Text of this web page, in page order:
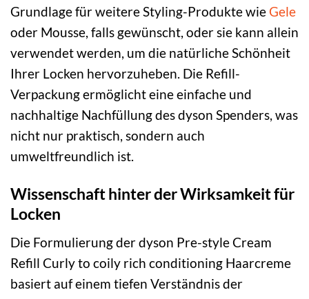
Grundlage für weitere Styling-Produkte wieGele
oder Mousse, falls gewünscht, oder sie kann allein
verwendet werden, um die natürliche Schönheit
Ihrer Locken hervorzuheben. Die Refill-
Verpackung ermöglicht eine einfache und
nachhaltige Nachfüllung des dyson Spenders, was
nicht nur praktisch, sondern auch
umweltfreundlich ist.
Wissenschaft hinter der Wirksamkeit für
Locken
Die Formulierung der dyson Pre-style Cream
Refill Curly to coily rich conditioning Haarcreme
basiert auf einem tiefen Verständnis der